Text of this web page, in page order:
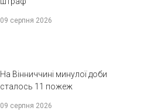
09 серпня 2026
На Вінниччині минулої доби
сталось 11 пожеж
09 серпня 2026